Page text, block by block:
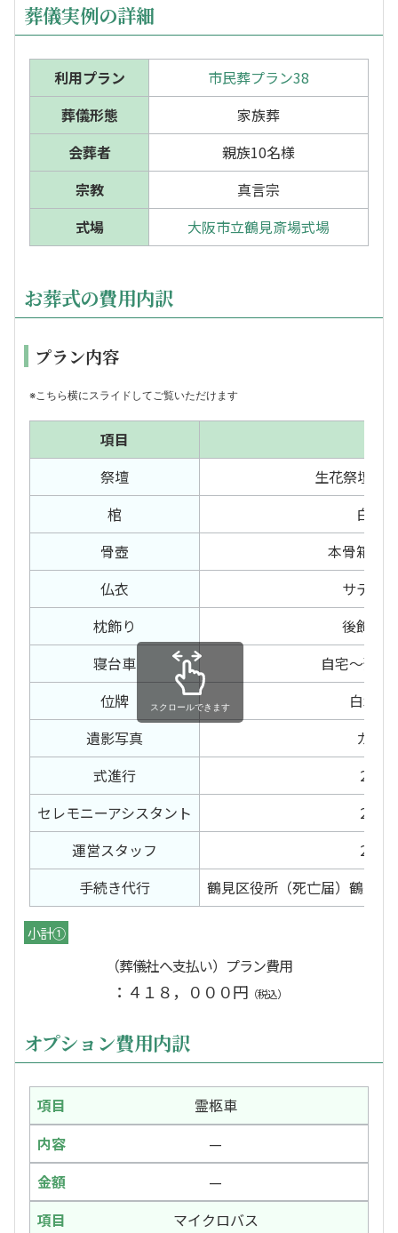
葬儀実例の詳細
利用プラン
市民葬プラン38
葬儀形態
家族葬
会葬者
親族10名様
宗教
真言宗
式場
大阪市立鶴見斎場式場
お葬式の費用内訳
プラン内容
※こちら横にスライドしてご覧いただけます
項目
祭壇
生花祭壇
棺
白布棺
骨壺
本骨箱、
仏衣
サテン
枕飾り
後飾り
寝台車
自宅〜預り
位牌
白木位
遺影写真
カラー
式進行
2日間
セレモニーアシスタント
2日間
運営スタッフ
2日間
手続き代行
鶴見区役所（死亡届）鶴見
スクロールできます
小計①
（葬儀社へ支払い）プラン費用
：４１８，０００円 （税込）
オプション費用内訳
霊柩車
—
—
マイクロバス